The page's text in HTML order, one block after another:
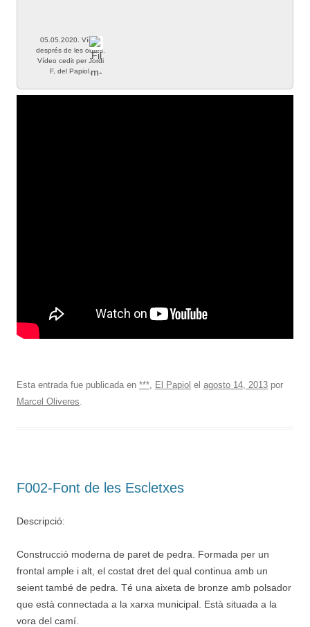
05.05.2020. Vídeo
després de les obres.
Vídeo cedit per Jordi
F, del Papiol.
Esta entrada fue publicada en ***, El Papiol el agosto 14, 2013 por
Marcel Oliveres.
F002-Font de les Escletxes
Descripció:
Construcció moderna de paret de pedra. Formada per un
frontal ample i alt, el costat dret del qual continua amb un
seient també de pedra. Té una aixeta de bronze amb polsador
que està connectada a la xarxa municipal. Està situada a la
vora del camí.